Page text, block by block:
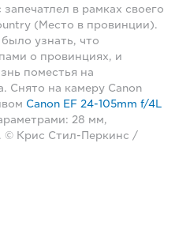
в рамках своего
(Место в провинции).
узнать, что
о провинциях, и
поместья на
Снято на камеру Canon
Canon EF 24-105mm f/4L
28 мм,
© Крис Стил-Перкинс /